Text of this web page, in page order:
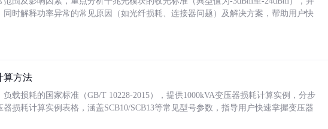
时解释功率异常的常见原因（如光纤损耗、连接器问题）及解决方案，帮助用户快
算方法
载损耗的国家标准（GB/T 10228-2015），提供1000kVA变压器损耗计算实例，分步
损耗计算实例表格，涵盖SCB10/SCB13等常见型号参数，指导用户快速掌握变压器